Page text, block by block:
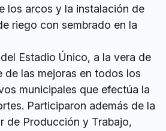
los arcos y la instalación de
riego con sembrado en la
Estadio Único, a la vera de
de las mejoras en todos los
municipales que efectúa la
Participaron además de la
de Producción y Trabajo,